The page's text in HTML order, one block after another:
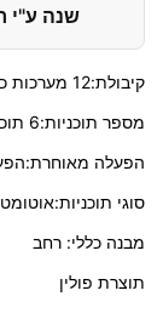
שנה ע"י
קיבולת:12 מערכות כלים
מספר תוכניות:6 תוכניות
הפעלה מאוחרת:הפעלה
סוגי
מבנה כללי: רחב
תוצרת פולין